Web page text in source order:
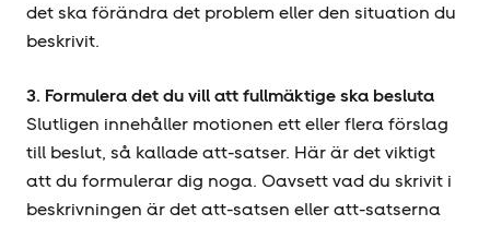
det ska förändra det problem eller den situation du
beskrivit.
3. Formulera det du vill att fullmäktige ska besluta
Slutligen innehåller motionen ett eller flera förslag
till beslut, så kallade att-satser. Här är det viktigt
att du formulerar dig noga. Oavsett vad du skrivit i
beskrivningen är det att-satsen eller att-satserna